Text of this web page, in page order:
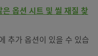
옵션 시트 및 씰 재질 찾
추가 옵션이 있을 수 있습